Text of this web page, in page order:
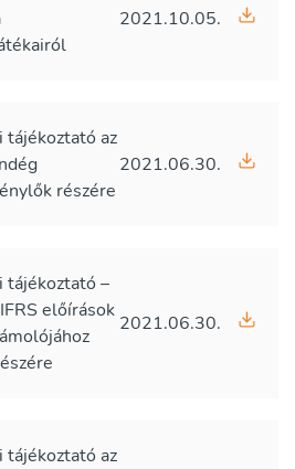
2021.10.05.
az
részére
2021.06.30.
tájékoztató –
előírások
2021.06.30.
az